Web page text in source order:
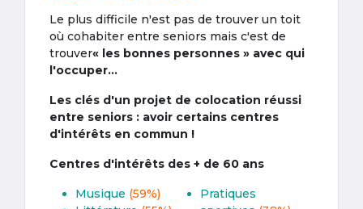
Le plus difficile n'est pas de trouver un toit
où cohabiter entre seniors mais c'est de
trouver« les bonnes personnes » avec qui
l'occuper...
Les clés d'un projet de colocation réussi
entre seniors : avoir certains centres
d'intérêts en commun !
Centres d'intérêts des + de 60 ans
Musique (59%)
Pratiques